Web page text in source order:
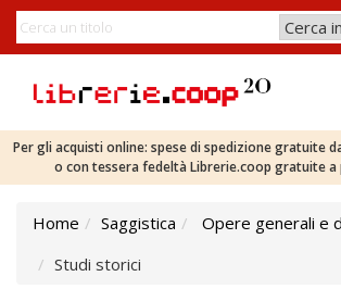
Per gli acquisti online: spese di spedizione gratuite
o con tessera fedeltà Librerie.coop gratuite a
Home Saggistica
Opere generali e
Studi storici